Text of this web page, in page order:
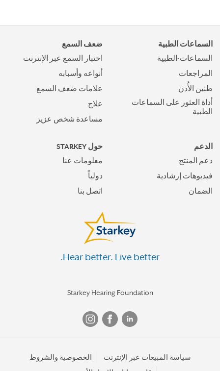
السماعات الطبية
السماعات-الطبية
المراجعات
طنين الأُذن
أداة العثور على السماعات
الطبية
ضعف السمع
اختبار السمع عبر الإنترنت
أنواعه وأسبابه
علامات ضعف السمع
علاج
مساعدة شخص عزيز
الدعم
دعم المنتج
فيديوهات إرشادية
الضمان
حول STARKEY
معلومات عنا
دولياً
اتصل بنا
Hear better. Live better.
Starkey Hearing Foundation
سياسة المبيعات عبر الإنترنت الخصوصية والشروط